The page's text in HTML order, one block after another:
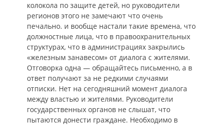
колокола по защите детей, но руководители
регионов этого не замечают что очень
печально. и вообще настали такие времена, что
должностные лица, что в правоохранительных
структурах, что в администрациях закрылись
«железным занавесом» от диалога с жителями.
Отговорка одна — обращайтесь письменно, а в
ответ получают за не редкими случаями
отписки. Нет на сегодняшний момент диалога
между властью и жителями. Руководители
государственных органов не слышат, что
пытаются донести граждане. Необходимо в